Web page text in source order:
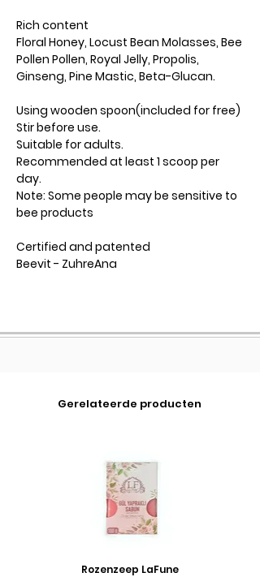
Rich content
Floral Honey, Locust Bean Molasses, Bee
Pollen Pollen, Royal Jelly, Propolis,
Ginseng, Pine Mastic, Beta-Glucan.
Using wooden spoon(included for free)
Stir before use.
Suitable for adults.
Recommended at least 1 scoop per
day.​
Note: Some people may be sensitive to
bee products
Certified and patented
Beevit - ZuhreAna
Gerelateerde producten
Rozenzeep LaFune